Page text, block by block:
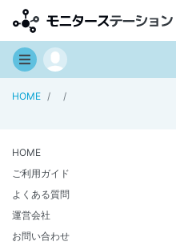
HOME
HOME
ご利用ガイド
よくある質問
運営会社
お問い合わせ